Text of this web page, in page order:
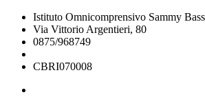
Istituto Omnicomprensivo Sammy
Via Vittorio Argentieri, 80
0875/968749
CBRI070008